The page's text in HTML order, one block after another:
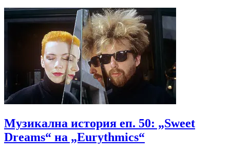
Музикална история еп. 50: „Sweet
Dreams“ на „Eurythmics“